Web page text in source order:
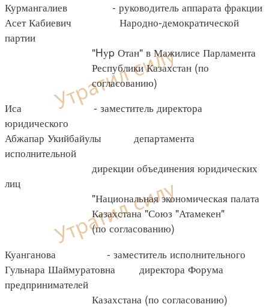
Курмангалиев - руководитель аппарата фракции
Асет Кабиевич Народно-демократической
партии
"Hуp Отан" в Мажилисе Парламента
Республики Казахстан (по
согласованию)
Иса - заместитель директора
юридического
Абжапар Укийбайулы департамента
исполнительной
дирекции объединения юридических
лиц
"Национальная экономическая палата
Казахстана "Союз "Атамекен"
(по согласованию)
Куанганова - заместитель исполнительного
Гульнара Шаймуратовна директора Форума
предпринимателей
Казахстана (по согласованию)